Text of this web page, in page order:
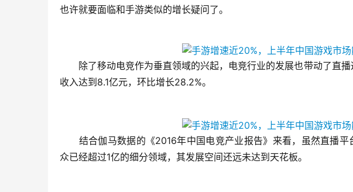
也许就要面临和手游类似的增长疑问了。
除了移动电竞作为垂直领域的兴起，电竞行业的发展也带动了直播
收入达到8.1亿元，环比增长28.2%。
结合伽马数据的《2016年中国电竞产业报告》来看，虽然直播平
众已经超过1亿的细分领域，其发展空间还远未达到天花板。